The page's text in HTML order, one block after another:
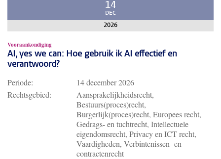
14
DEC
2026
Vooraankondiging
AI, yes we can: Hoe gebruik ik AI effectief en
verantwoord?
Periode:
14 december 2026
Rechtsgebied:
Aansprakelijkheidsrecht,
Bestuurs(proces)recht,
Burgerlijk(proces)recht, Europees recht,
Gedrags- en tuchtrecht, Intellectuele
eigendomsrecht, Privacy en ICT recht,
Vaardigheden, Verbintenissen- en
contractenrecht